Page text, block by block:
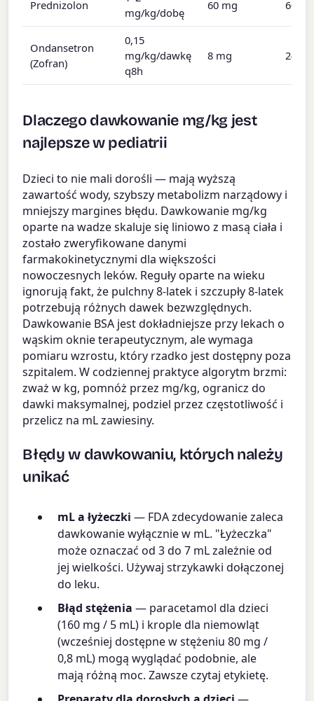
Prednizolon
mg/kg/dobę
60 mg 60
Ondansetron
(Zofran)
0,15
mg/kg/dawkę
q8h
8 mg 24
Dlaczego dawkowanie mg/kg jest
najlepsze w pediatrii
Dzieci to nie mali dorośli — mają wyższą
zawartość wody, szybszy metabolizm narządowy i
mniejszy margines błędu. Dawkowanie mg/kg
oparte na wadze skaluje się liniowo z masą ciała i
zostało zweryfikowane danymi
farmakokinetycznymi dla większości
nowoczesnych leków. Reguły oparte na wieku
ignorują fakt, że pulchny 8-latek i szczupły 8-latek
potrzebują różnych dawek bezwzględnych.
Dawkowanie BSA jest dokładniejsze przy lekach o
wąskim oknie terapeutycznym, ale wymaga
pomiaru wzrostu, który rzadko jest dostępny poza
szpitalem. W codziennej praktyce algorytm brzmi:
zważ w kg, pomnóż przez mg/kg, ogranicz do
dawki maksymalnej, podziel przez częstotliwość i
przelicz na mL zawiesiny.
Błędy w dawkowaniu, których należy
unikać
mL a łyżeczki — FDA zdecydowanie zaleca
dawkowanie wyłącznie w mL. "Łyżeczka"
może oznaczać od 3 do 7 mL zależnie od
jej wielkości. Używaj strzykawki dołączonej
do leku.
Błąd stężenia — paracetamol dla dzieci
(160 mg / 5 mL) i krople dla niemowląt
(wcześniej dostępne w stężeniu 80 mg /
0,8 mL) mogą wyglądać podobnie, ale
mają różną moc. Zawsze czytaj etykietę.